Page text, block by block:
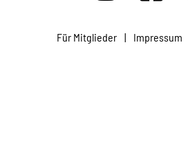
Für Mitglieder | Impressum